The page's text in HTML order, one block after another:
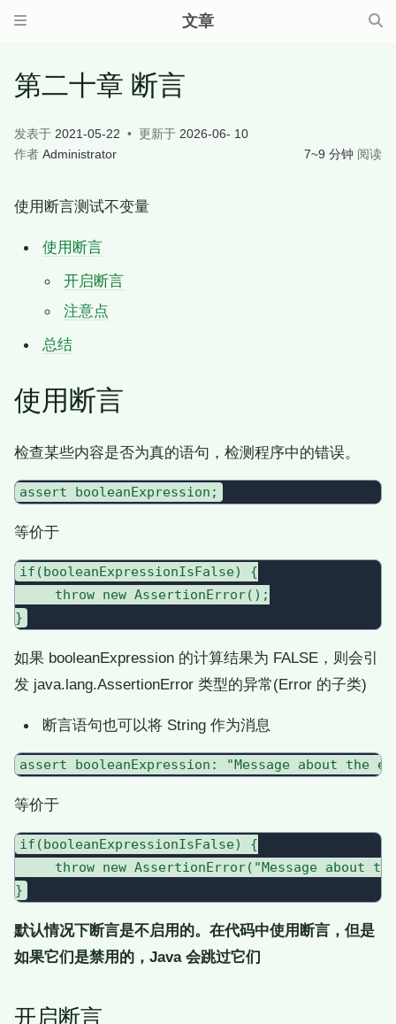
文章
第二十章 断言
发表于 2021-05-22 更新于 2026-06- 10
作者 Administrator 7~9 分钟 阅读
使用断言测试不变量
使用断言
开启断言
注意点
总结
使用断言
检查某些内容是否为真的语句，检测程序中的错误。
等价于
if(booleanExpressionIsFalse) {
     throw new AssertionError();
如果 booleanExpression 的计算结果为 FALSE，则会引
发 java.lang.AssertionError 类型的异常(Error 的子类)
断言语句也可以将 String 作为消息
等价于
if(booleanExpressionIsFalse) {
throw new AssertionError("Message about
默认情况下断言是不启用的。在代码中使用断言，但是
如果它们是禁用的，Java 会跳过它们
开启断言